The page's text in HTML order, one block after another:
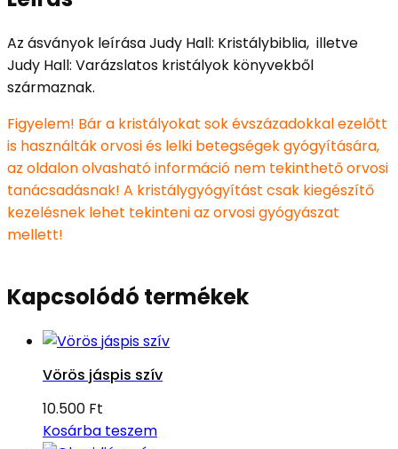
Az ásványok leírása Judy Hall: Kristálybiblia, illetve
Judy Hall: Varázslatos kristályok könyvekből
származnak.
Figyelem! Bár a kristályokat sok évszázadokkal ezelőtt
is használták orvosi és lelki betegségek gyógyítására,
az oldalon olvasható információ nem tekinthető orvosi
tanácsadásnak! A kristálygyógyítást csak kiegészítő
kezelésnek lehet tekinteni az orvosi gyógyászat
mellett!
Kapcsolódó termékek
Vörös jáspis szív
10.500 Ft
Kosárba teszem